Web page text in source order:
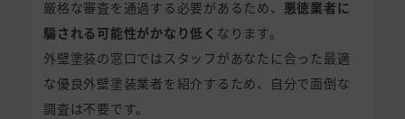
厳格な審査を通過する必要があるため、 悪徳業者に
騙される可能性がかなり低く なります。
外壁塗装の窓口ではスタッフがあなたに合った最適
な優良外壁塗装業者を紹介するため、自分で面倒な
調査は不要です。